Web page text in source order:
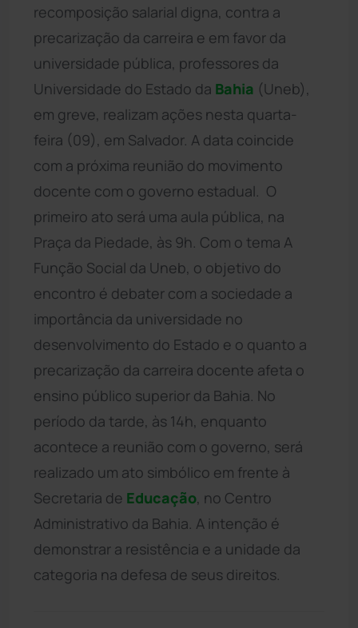
recomposição salarial digna, contra a
precarização da carreira e em favor da
universidade pública, professores da
Universidade do Estado da Bahia (Uneb),
em greve, realizam ações nesta quarta-
feira (09), em Salvador. A data coincide
com a próxima reunião do movimento
docente com o governo estadual. O
primeiro ato será uma aula pública, na
Praça da Piedade, às 9h. Com o tema A
Função Social da Uneb, o objetivo do
encontro é debater com a sociedade a
importância da universidade no
desenvolvimento do Estado e o quanto a
precarização da carreira docente afeta o
ensino público superior da Bahia. No
período da tarde, às 14h, enquanto
acontece a reunião com o governo, será
realizado um ato simbólico em frente à
Secretaria de Educação, no Centro
Administrativo da Bahia. A intenção é
demonstrar a resistência e a unidade da
categoria na defesa de seus direitos.